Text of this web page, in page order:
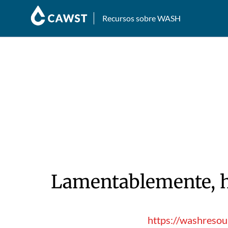
Recursos sobre WASH
Lamentablemente,
https://